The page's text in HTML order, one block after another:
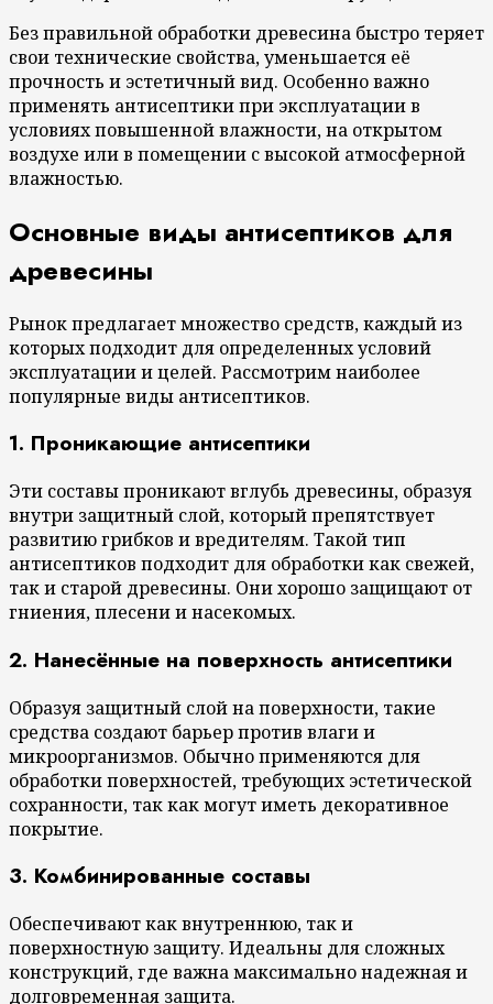
Без правильной обработки древесина быстро теряет
свои технические свойства, уменьшается её
прочность и эстетичный вид. Особенно важно
применять антисептики при эксплуатации в
условиях повышенной влажности, на открытом
воздухе или в помещении с высокой атмосферной
влажностью.
Основные виды антисептиков для
древесины
Рынок предлагает множество средств, каждый из
которых подходит для определенных условий
эксплуатации и целей. Рассмотрим наиболее
популярные виды антисептиков.
1. Проникающие антисептики
Эти составы проникают вглубь древесины, образуя
внутри защитный слой, который препятствует
развитию грибков и вредителям. Такой тип
антисептиков подходит для обработки как свежей,
так и старой древесины. Они хорошо защищают от
гниения, плесени и насекомых.
2. Нанесённые на поверхность антисептики
Образуя защитный слой на поверхности, такие
средства создают барьер против влаги и
микроорганизмов. Обычно применяются для
обработки поверхностей, требующих эстетической
сохранности, так как могут иметь декоративное
покрытие.
3. Комбинированные составы
Обеспечивают как внутреннюю, так и
поверхностную защиту. Идеальны для сложных
конструкций, где важна максимально надежная и
долговременная защита.